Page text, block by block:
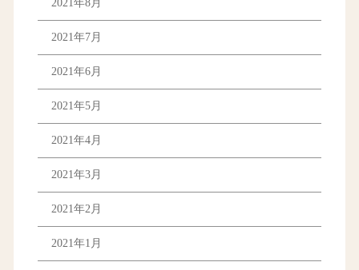
2021年8月
2021年7月
2021年6月
2021年5月
2021年4月
2021年3月
2021年2月
2021年1月